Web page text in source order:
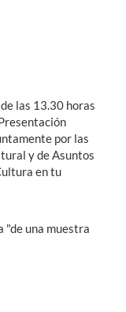
las 13.30 horas
por las
y de Asuntos
en tu
"de una muestra